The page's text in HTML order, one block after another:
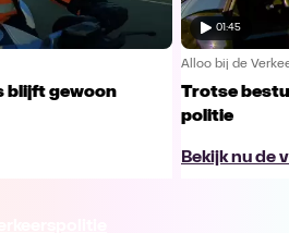
blijft gewoon
01:45
Alloo bij de
Trotse
politie
Bekijk nu de